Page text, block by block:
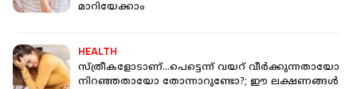
മാറിയേക്കാം
HEALTH
സ്ത്രീകളോടാണ്...പെട്ടെന്ന് വയറ് വീര്‍ക്കുന്നതായോ
നിറഞ്ഞതായോ തോന്നാറുണ്ടോ?; ഈ ലക്ഷണങ്ങള്‍